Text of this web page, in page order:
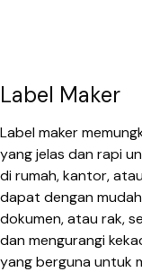
Label Maker
Label maker
yang jelas dan rapi
di rumah, kantor,
dapat dengan
dokumen, atau rak,
dan mengurangi
yang berguna untuk